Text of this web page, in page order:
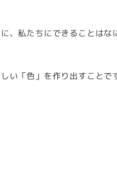
私たちにできることはな
い「色」を作り出すこと